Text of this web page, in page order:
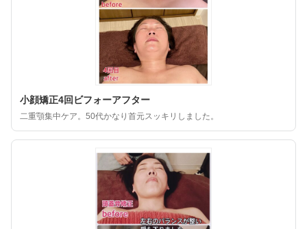
小顔矯正4回ビフォーアフター
二重顎集中ケア。50代かなり首元スッキリしました。